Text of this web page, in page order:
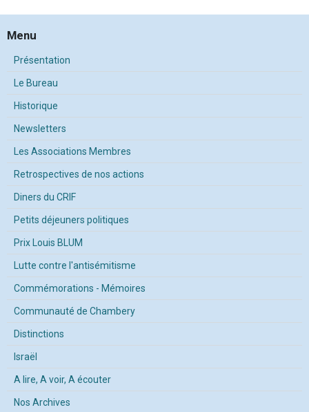
Menu
Présentation
Le Bureau
Historique
Newsletters
Les Associations Membres
Retrospectives de nos actions
Diners du CRIF
Petits déjeuners politiques
Prix Louis BLUM
Lutte contre l'antisémitisme
Commémorations - Mémoires
Communauté de Chambery
Distinctions
Israël
A lire, A voir, A écouter
Nos Archives